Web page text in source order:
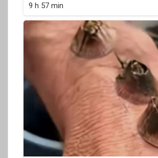
9 h 57 min